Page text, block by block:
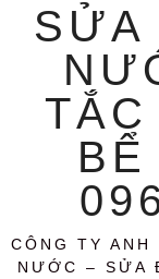
SỬA
CÔNG TY ANH
NƯỚC – SỬA